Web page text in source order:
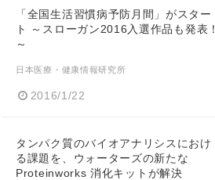
「全国生活習慣病予防月間」がスター
ト ～スローガン2016入選作品も発表！
～
日本医療・健康情報研究所
2016/1/22
タンパク質のバイオアナリシスにおけ
る課題を、ウォーターズの新たな
Proteinworks 消化キットが解決